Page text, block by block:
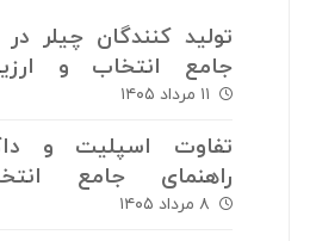
تولید کنندگان چیلر در
جامع انتخاب و
سیستم های برودتی
۱۱ مرداد ۱۴۰۵
تفاوت اسپلیت و
راهنمای جامع
سرمایش و گرمایش
۸ مرداد ۱۴۰۵